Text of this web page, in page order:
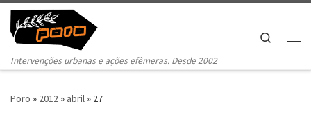
Pular para o conteúdo
Intervenções urbanas e ações efêmeras. Desde 2002
Search
Poro » 2012 » abril » 27